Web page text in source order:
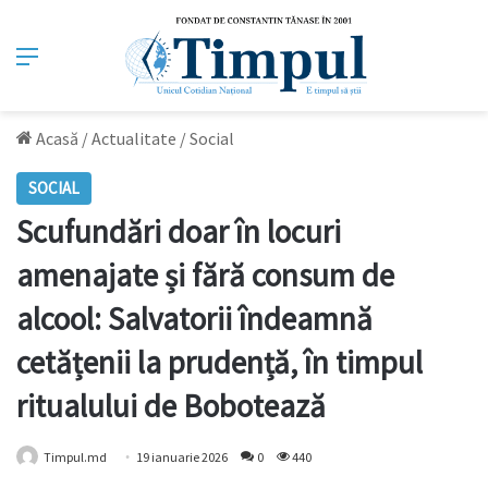
Meniu
Acasă /Actualitate /Social
SOCIAL
Scufundări doar în locuri
amenajate și fără consum de
alcool: Salvatorii îndeamnă
cetățenii la prudență, în timpul
ritualului de Bobotează
Timpul.md 19 ianuarie 2026 0 440